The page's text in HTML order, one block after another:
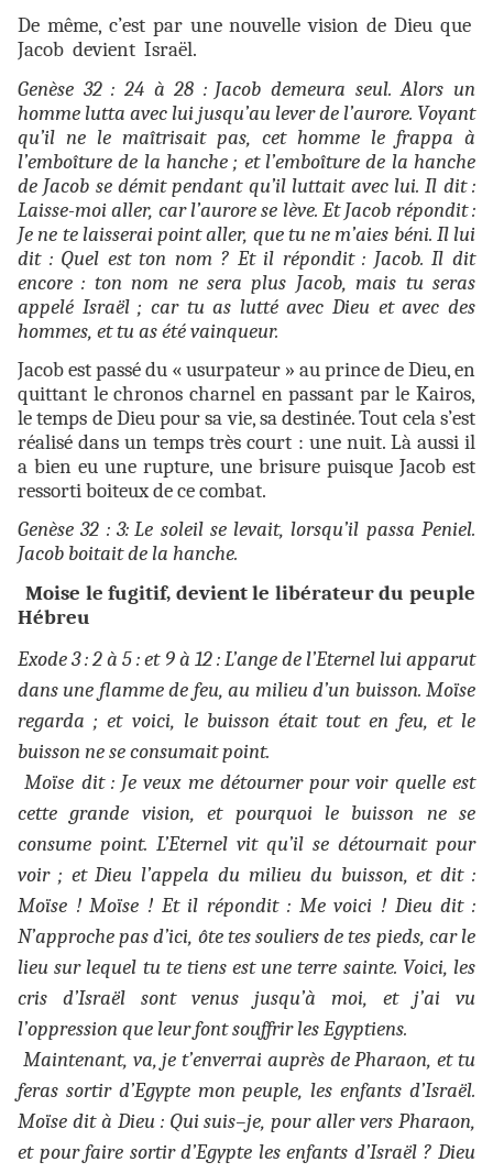
De même, c’est par une nouvelle vision de Dieu que
Jacob devient Israël.
Genèse 32 : 24 à 28 : Jacob demeura seul. Alors un
homme lutta avec lui jusqu’au lever de l’aurore. Voyant
qu’il ne le maîtrisait pas, cet homme le frappa à
l’emboîture de la hanche ; et l’emboîture de la hanche
de Jacob se démit pendant qu’il luttait avec lui. Il dit :
Laisse-moi aller, car l’aurore se lève. Et Jacob répondit :
Je ne te laisserai point aller, que tu ne m’aies béni. Il lui
dit : Quel est ton nom ? Et il répondit : Jacob. Il dit
encore : ton nom ne sera plus Jacob, mais tu seras
appelé Israël ; car tu as lutté avec Dieu et avec des
hommes, et tu as été vainqueur.
Jacob est passé du « usurpateur » au prince de Dieu, en
quittant le chronos charnel en passant par le Kairos,
le temps de Dieu pour sa vie, sa destinée. Tout cela s’est
réalisé dans un temps très court : une nuit. Là aussi il
a bien eu une rupture, une brisure puisque Jacob est
ressorti boiteux de ce combat.
Genèse 32 : 3: Le soleil se levait, lorsqu’il passa Peniel.
Jacob boitait de la hanche.
Moise le fugitif, devient le libérateur du peuple
Hébreu
Exode 3 : 2 à 5 : et 9 à 12 : L’ange de l’Eternel lui apparut
dans une flamme de feu, au milieu d’un buisson. Moïse
regarda ; et voici, le buisson était tout en feu, et le
buisson ne se consumait point.
Moïse dit : Je veux me détourner pour voir quelle est
cette grande vision, et pourquoi le buisson ne se
consume point. L’Eternel vit qu’il se détournait pour
voir ; et Dieu l’appela du milieu du buisson, et dit :
Moïse ! Moïse ! Et il répondit : Me voici ! Dieu dit :
N’approche pas d’ici, ôte tes souliers de tes pieds, car le
lieu sur lequel tu te tiens est une terre sainte. Voici, les
cris d’Israël sont venus jusqu’à moi, et j’ai vu
l’oppression que leur font souffrir les Egyptiens.
Maintenant, va, je t’enverrai auprès de Pharaon, et tu
feras sortir d’Egypte mon peuple, les enfants d’Israël.
Moïse dit à Dieu : Qui suis–je, pour aller vers Pharaon,
et pour faire sortir d’Egypte les enfants d’Israël ? Dieu